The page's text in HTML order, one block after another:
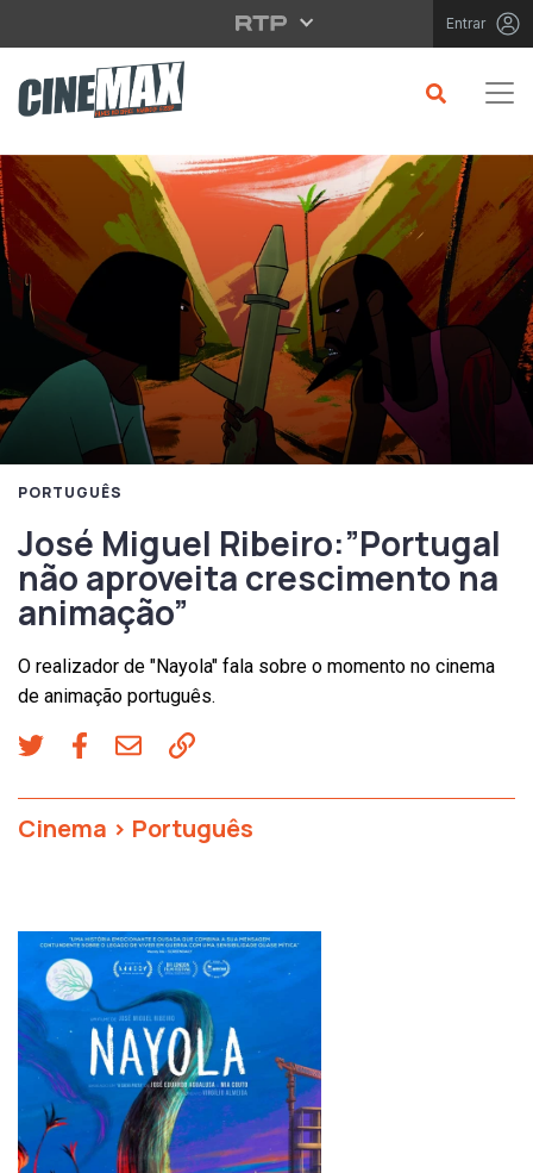
Saltar para o conteúdo principal Entrar
PORTUGUÊS
José Miguel Ribeiro:”Portugal
não aproveita crescimento na
animação”
O realizador de "Nayola" fala sobre o momento no cinema
de animação português.
Cinema > Português